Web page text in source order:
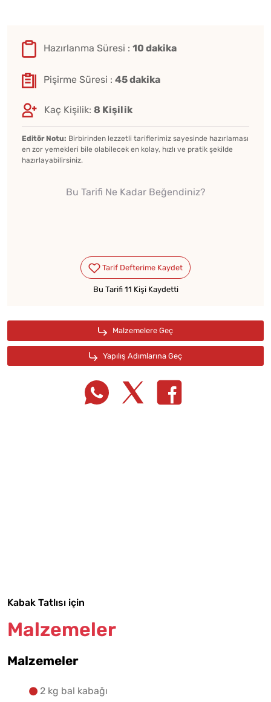
Hazırlanma Süresi : 10 dakika
Pişirme Süresi : 45 dakika
Kaç Kişilik: 8 Kişilik
Editör Notu: Birbirinden lezzetli tariflerimiz sayesinde hazırlaması
en zor yemekleri bile olabilecek en kolay, hızlı ve pratik şekilde
hazırlayabilirsiniz.
Bu Tarifi Ne Kadar Beğendiniz?
Bu Tarifi 11 Kişi Kaydetti
Kabak Tatlısı için
Malzemeler
Malzemeler
2 kg bal kabağı